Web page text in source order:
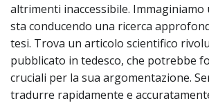
altrimenti inaccessibile. Immaginiamo
sta conducendo una ricerca
tesi. Trova un articolo scientifico
pubblicato in tedesco, che potrebbe
cruciali per la sua argomentazione.
tradurre rapidamente e